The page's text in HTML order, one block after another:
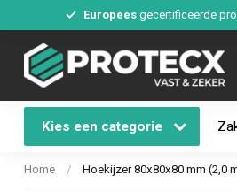
Europeesgecertificeerde
Kies een categorie
Home / Hoekijzer 80x80x80 mm (2,0